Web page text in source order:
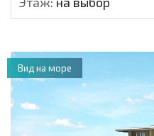
Вид на море